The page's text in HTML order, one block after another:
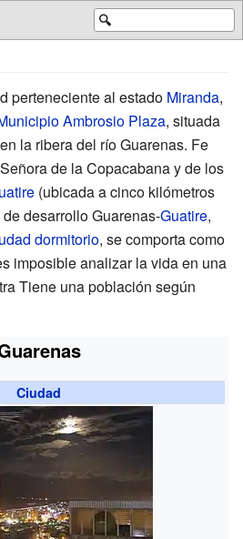
🔍
perteneciente al estado Miranda,
Ambrosio Plaza, situada
la ribera del río Guarenas. Fe
de la Copacabana y de los
(ubicada a cinco kilómetros
desarrollo Guarenas-Guatire,
dormitorio, se comporta como
imposible analizar la vida en una
Tiene una población según
Ciudad